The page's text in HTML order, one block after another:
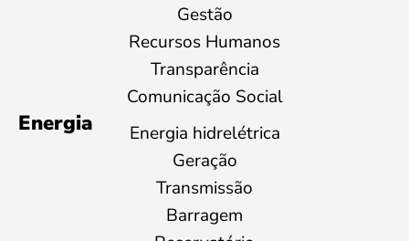
Gestão
Recursos Humanos
Transparência
Comunicação Social
Energia
Energia hidrelétrica
Geração
Transmissão
Barragem